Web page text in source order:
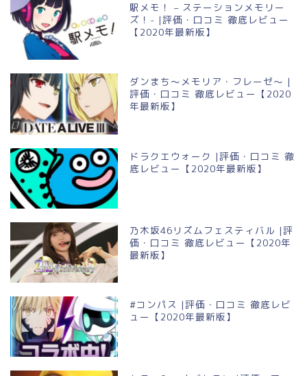
駅メモ！ – ステーションメモリー
ズ！- |評価・口コミ 徹底レビュー
【2020年最新版】
ダンまち〜メモリア・フレーゼ〜 |
評価・口コミ 徹底レビュー【2020
年最新版】
ドラクエウォーク |評価・口コミ 徹
底レビュー【2020年最新版】
乃木坂46リズムフェスティバル |評
価・口コミ 徹底レビュー【2020年
最新版】
#コンパス |評価・口コミ 徹底レビ
ュー【2020年最新版】